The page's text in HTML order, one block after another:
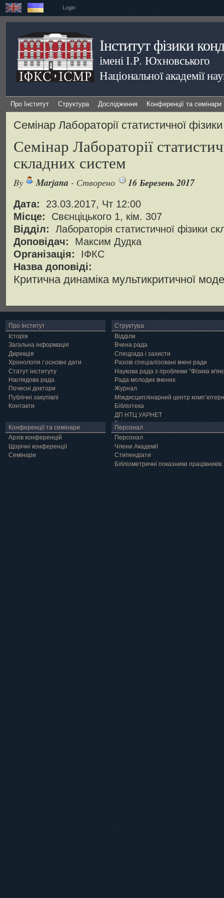
Login
Інститут фізики
імені І.Р. Юхновського
Національної академії
Про Інститут Структура Дослідження Конференції та семінари
Семінар Лабораторії статистичної
Семінар Лабораторії
складних систем
By Marjana - Створено 16 Березень 2017
Дата:
23.03.2017, Чт 12:00
Місце:
Свєнціцького 1, кім. 307
Відділ:
Лабораторія статистичної фізики
Доповідач:
Максим Дудка
Організація:
ІФКС
Назва доповіді:
Критична динаміка мультикритичної
Про Інститут
Історія
Загальна інформація
Дирекція
Хронологія / основні дати
Статут інституту
Наглядова рада
Почесні доктори
Публічні закупівлі
Контакти
Структура
Відділи
Вчена рада
Спецрада і захисти
Разові спеціалізовані вчені ради
Наукова рада з проблеми "Фізика
Рада молодих вчених
Журнал
Міждисциплінарний центр
Бібліотека
ДП НТЦ УАРНЕТ
Грід
Конференції та семінари
Архів конференцій
Щорічні конференції
Семінари
Персонал
Персонал
Члени Академії
Cтипендіати
Бібліометричні показники працівників